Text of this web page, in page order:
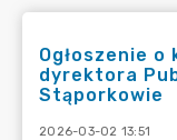
Ogłoszenie
dyrektora
Stąporkowie
2026-03-02 13:51